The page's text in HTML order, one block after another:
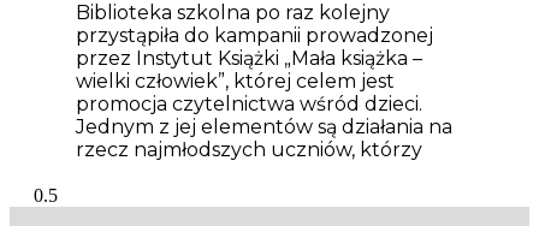
Biblioteka szkolna po raz kolejny
przystąpiła do kampanii prowadzonej
przez Instytut Książki „Mała książka –
wielki człowiek”, której celem jest
promocja czytelnictwa wśród dzieci.
Jednym z jej elementów są działania na
rzecz najmłodszych uczniów, którzy